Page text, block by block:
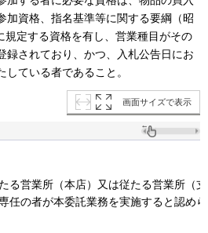
加資格、指名基準等に関する要綱（昭
定する資格を有し、営業種目がその
録されており、かつ、入札公告日にお
ている者であること。
画面サイズで表示
る営業所（本店）又は従たる営業所（
任の者が本委託業務を実施すると認め